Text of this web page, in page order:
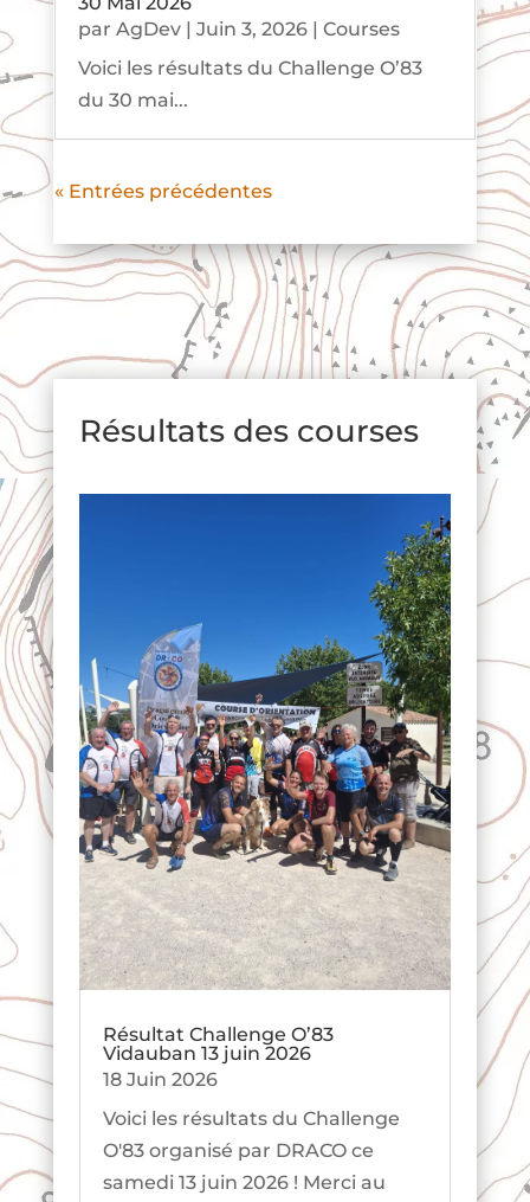
par AgDev| Juin 3, 2026| Courses
Voici les résultats du Challenge O’83
du 30 mai...
« Entrées précédentes
Résultats des courses
Résultat Challenge O’83
Vidauban 13 juin 2026
18 Juin 2026
Voici les résultats du Challenge
O'83 organisé par DRACO ce
samedi 13 juin 2026 ! Merci au